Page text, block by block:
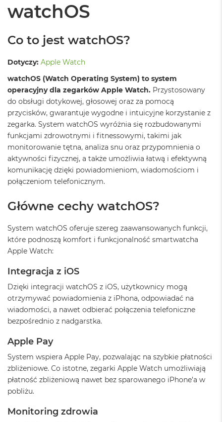
o
N
e
o
C
y
r
u
s
o
w
o
ż
ó
t
y
M
a
B
o
o
k
e
S
u
b
t
l
n
y
ó
ż
a
watchOS
Co to jest watchOS?
Dotyczy: Apple Watch
watchOS (Watch Operating System) to system
operacyjny dla zegarków Apple Watch. Przystosowany
do obsługi dotykowej, głosowej oraz za pomocą
przycisków, gwarantuje wygodne i intuicyjne korzystanie z
zegarka. System watchOS wyróżnia się rozbudowanymi
funkcjami zdrowotnymi i fitnessowymi, takimi jak
monitorowanie tętna, analiza snu oraz przypomnienia o
aktywności fizycznej, a także umożliwia łatwą i efektywną
komunikację dzięki powiadomieniom, wiadomościom i
połączeniom telefonicznym.
Główne cechy watchOS?
System watchOS oferuje szereg zaawansowanych funkcji,
które podnoszą komfort i funkcjonalność smartwatcha
Apple Watch:
Integracja z iOS
Dzięki integracji watchOS z iOS, użytkownicy mogą
otrzymywać powiadomienia z iPhona, odpowiadać na
wiadomości, a nawet odbierać połączenia telefoniczne
bezpośrednio z nadgarstka.
Apple Pay
System wspiera Apple Pay, pozwalając na szybkie płatności
zbliżeniowe. Co istotne, zegarki Apple Watch umożliwiają
płatność zbliżeniową nawet bez sparowanego iPhone’a w
pobliżu.
Monitoring zdrowia